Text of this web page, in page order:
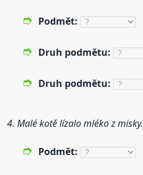
Podmět:
Druh podmětu:
Druh podmětu:
4. Malé kotě lízalo mléko z misky.
Podmět: